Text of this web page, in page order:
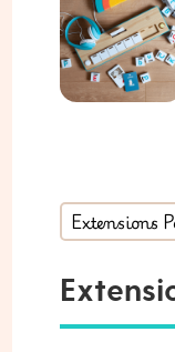
Extensions